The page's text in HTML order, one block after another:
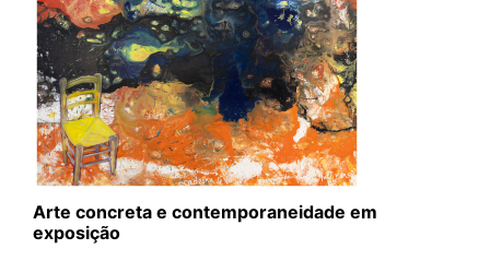
Arte concreta e contemporaneidade em
exposição